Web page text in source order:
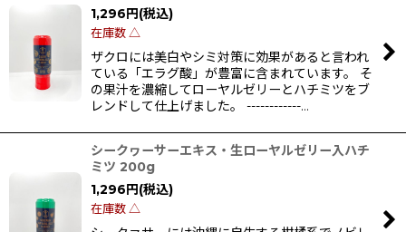
1,296円(税込)
在庫数 △
ザクロには美白やシミ対策に効果があると言われ
ている「エラグ酸」が豊富に含まれています。 そ
の果汁を濃縮してローヤルゼリーとハチミツをブ
レンドして仕上げました。 ------------…
シークヮーサーエキス・生ローヤルゼリー入ハチ
ミツ 200g
1,296円(税込)
在庫数 △